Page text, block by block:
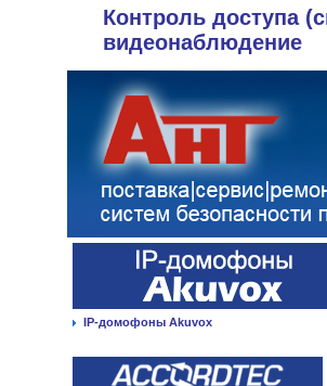
Контроль доступа
видеонаблюдение
IP-домофоны Akuvox